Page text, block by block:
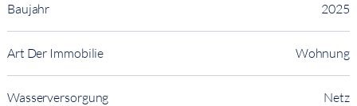
Baujahr 2025
Art Der Immobilie Wohnung
Wasserversorgung Netz